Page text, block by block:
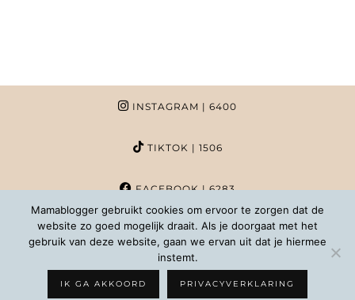
INSTAGRAM | 6400
TIKTOK | 1506
FACEBOOK| 6283
PINTEREST | 1020
WORDPRESS THEMES BYpipdig
Mamablogger gebruikt cookies om ervoor te zorgen dat de
website zo goed mogelijk draait. Als je doorgaat met het
gebruik van deze website, gaan we ervan uit dat je hiermee
instemt.
IK GA AKKOORD PRIVACYVERKLARING